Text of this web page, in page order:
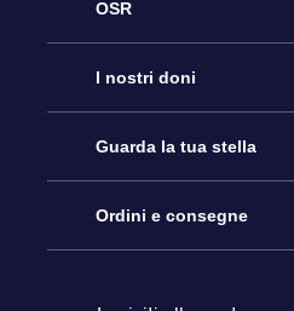
OSR
Assistenza
Contattaci
Blog
I nostri doni
Online Star Gift
Pacchetto regalo OSR
Guarda la tua stella
Registro stellare
Ordini e consegne